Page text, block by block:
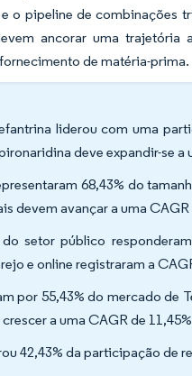
o pipeline de combinações
ancorar uma
de matéria-prima.
liderou com uma
deve expandir-se a
68,43% do
devem avançar a uma CAGR
setor público
e online registraram a
por 55,43% do mercado de
a uma CAGR de
42,43% da participação de